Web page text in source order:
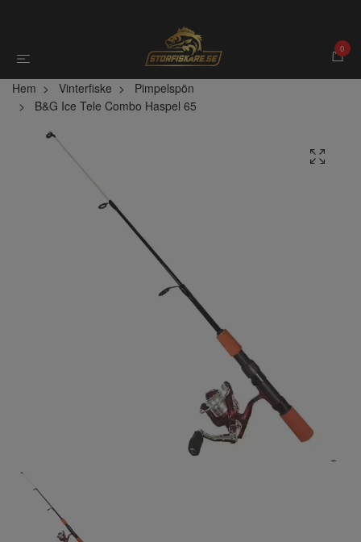
0
Hem Vinterfiske
Pimpelspön
B&G Ice Tele Combo Haspel 65